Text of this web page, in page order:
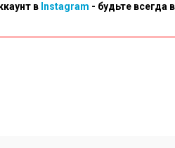
в Instagram - будьте всегда